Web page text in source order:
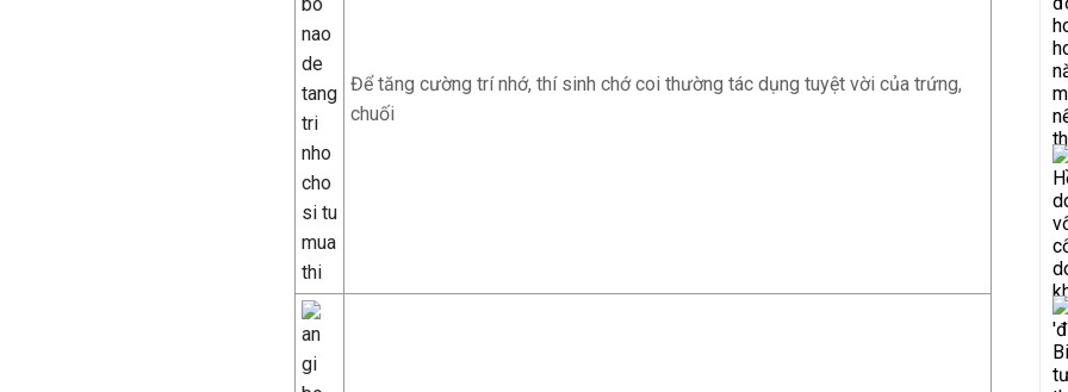
Để tăng cường trí nhớ, thí sinh chớ coi thường tác dụng tuyệt vời của trứng,
chuối